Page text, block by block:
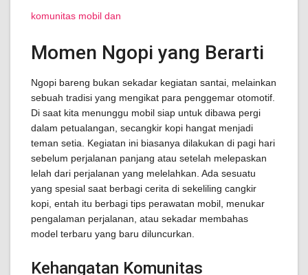
komunitas mobil dan
Momen Ngopi yang Berarti
Ngopi bareng bukan sekadar kegiatan santai, melainkan
sebuah tradisi yang mengikat para penggemar otomotif.
Di saat kita menunggu mobil siap untuk dibawa pergi
dalam petualangan, secangkir kopi hangat menjadi
teman setia. Kegiatan ini biasanya dilakukan di pagi hari
sebelum perjalanan panjang atau setelah melepaskan
lelah dari perjalanan yang melelahkan. Ada sesuatu
yang spesial saat berbagi cerita di sekeliling cangkir
kopi, entah itu berbagi tips perawatan mobil, menukar
pengalaman perjalanan, atau sekadar membahas
model terbaru yang baru diluncurkan.
Kehangatan Komunitas